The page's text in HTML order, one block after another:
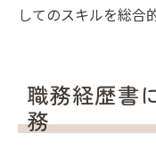
してのスキルを総合
職務経歴書
務